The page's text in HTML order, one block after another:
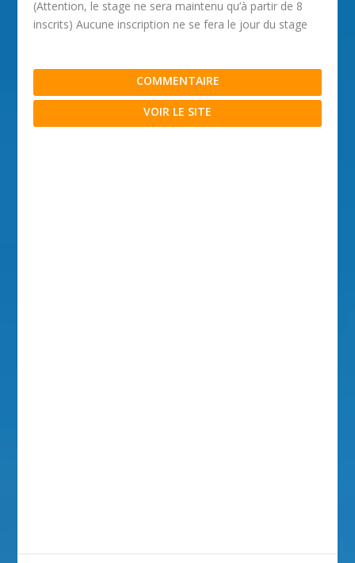
(Attention, le stage ne sera maintenu qu’à partir de 8
inscrits) Aucune inscription ne se fera le jour du stage
COMMENTAIRE
VOIR LE SITE